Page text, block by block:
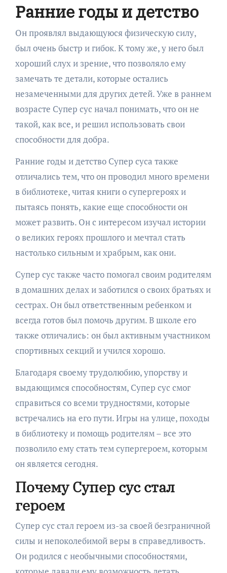
Ранние годы и детство
Он проявлял выдающуюся физическую силу,
был очень быстр и гибок. К тому же, у него был
хороший слух и зрение, что позволяло ему
замечать те детали, которые остались
незамеченными для других детей. Уже в раннем
возрасте Супер сус начал понимать, что он не
такой, как все, и решил использовать свои
способности для добра.
Ранние годы и детство Супер суса также
отличались тем, что он проводил много времени
в библиотеке, читая книги о супергероях и
пытаясь понять, какие еще способности он
может развить. Он с интересом изучал истории
о великих героях прошлого и мечтал стать
настолько сильным и храбрым, как они.
Супер сус также часто помогал своим родителям
в домашних делах и заботился о своих братьях и
сестрах. Он был ответственным ребенком и
всегда готов был помочь другим. В школе его
также отличались: он был активным участником
спортивных секций и учился хорошо.
Благодаря своему трудолюбию, упорству и
выдающимся способностям, Супер сус смог
справиться со всеми трудностями, которые
встречались на его пути. Игры на улице, походы
в библиотеку и помощь родителям – все это
позволило ему стать тем супергероем, которым
он является сегодня.
Почему Супер сус стал
героем
Супер сус стал героем из-за своей безграничной
силы и непоколебимой веры в справедливость.
Он родился с необычными способностями,